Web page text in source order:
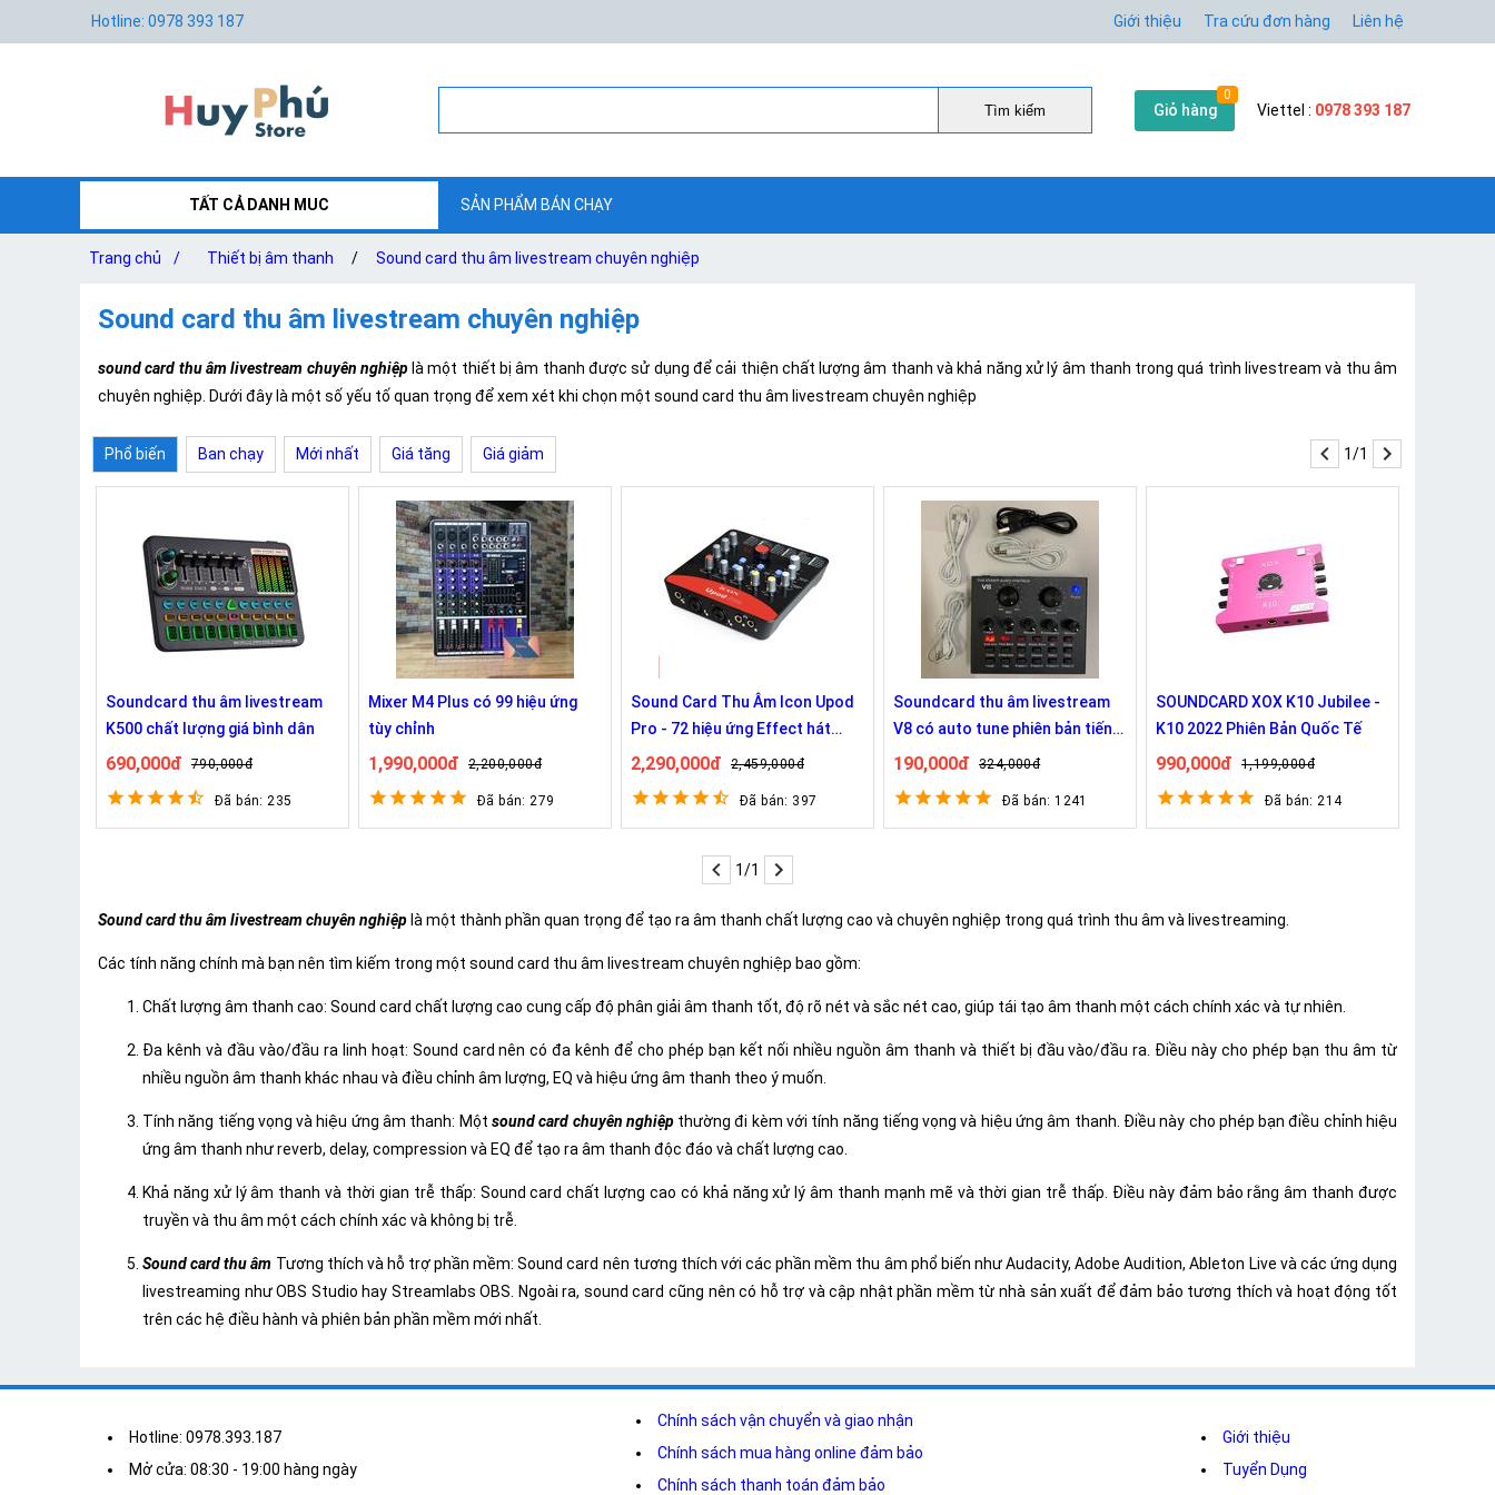
Hotline: 0978 393 187 Giới thiệu Tra cứu đơn hàng Liên hệ
Tìm kiếm Giỏ hàng
0
Viettel : 0978 393 187
TẤT CẢ DANH MUC SẢN PHẨM BÁN CHẠY
Trang chủ / Thiết bị âm thanh / Sound card thu âm livestream chuyên nghiệp
Sound card thu âm livestream chuyên nghiệp
sound card thu âm livestream chuyên nghiệplà một thiết bị âm thanh được sử dụng để cải thiện chất lượng âm thanh và khả năng xử lý âm thanh trong quá trình livestream và thu âm
chuyên nghiệp. Dưới đây là một số yếu tố quan trọng để xem xét khi chọn một sound card thu âm livestream chuyên nghiệp
Phổ biến Ban chạy Mới nhất Giá tăng Giá giảm 1/1
Soundcard thu âm livestream
K500 chất lượng giá bình dân
690,000đ 790,000đ
Đã bán: 235
Mixer M4 Plus có 99 hiệu ứng
tùy chỉnh
1,990,000đ 2,200,000đ
Đã bán: 279
Sound Card Thu Âm Icon Upod
Pro - 72 hiệu ứng Effect hát
livestream hay nhất
2,290,000đ 2,459,000đ
Đã bán: 397
Soundcard thu âm livestream
V8 có auto tune phiên bản tiếng
anh
190,000đ 324,000đ
Đã bán: 1241
SOUNDCARD XOX K10 Jubilee -
K10 2022 Phiên Bản Quốc Tế
990,000đ 1,199,000đ
Đã bán: 214
1/1
Sound card thu âm livestream chuyên nghiệp là một thành phần quan trọng để tạo ra âm thanh chất lượng cao và chuyên nghiệp trong quá trình thu âm và livestreaming.
Các tính năng chính mà bạn nên tìm kiếm trong một sound card thu âm livestream chuyên nghiệp bao gồm:
Chất lượng âm thanh cao: Sound card chất lượng cao cung cấp độ phân giải âm thanh tốt, độ rõ nét và sắc nét cao, giúp tái tạo âm thanh một cách chính xác và tự nhiên.
Đa kênh và đầu vào/đầu ra linh hoạt: Sound card nên có đa kênh để cho phép bạn kết nối nhiều nguồn âm thanh và thiết bị đầu vào/đầu ra. Điều này cho phép bạn thu âm từ
nhiều nguồn âm thanh khác nhau và điều chỉnh âm lượng, EQ và hiệu ứng âm thanh theo ý muốn.
Tính năng tiếng vọng và hiệu ứng âm thanh: Một sound card chuyên nghiệpthường đi kèm với tính năng tiếng vọng và hiệu ứng âm thanh. Điều này cho phép bạn điều chỉnh hiệu
ứng âm thanh như reverb, delay, compression và EQ để tạo ra âm thanh độc đáo và chất lượng cao.
Khả năng xử lý âm thanh và thời gian trễ thấp: Sound card chất lượng cao có khả năng xử lý âm thanh mạnh mẽ và thời gian trễ thấp. Điều này đảm bảo rằng âm thanh được
truyền và thu âm một cách chính xác và không bị trễ.
Sound card thu âm Tương thích và hỗ trợ phần mềm: Sound card nên tương thích với các phần mềm thu âm phổ biến như Audacity, Adobe Audition, Ableton Live và các ứng dụng
livestreaming như OBS Studio hay Streamlabs OBS. Ngoài ra, sound card cũng nên có hỗ trợ và cập nhật phần mềm từ nhà sản xuất để đảm bảo tương thích và hoạt động tốt
trên các hệ điều hành và phiên bản phần mềm mới nhất.
Hotline: 0978.393.187
Mở cửa: 08:30 - 19:00 hàng ngày
Chính sách vận chuyển và giao nhận
Chính sách mua hàng online đảm bảo
Chính sách thanh toán đảm bảo
Giới thiệu
Tuyển Dụng